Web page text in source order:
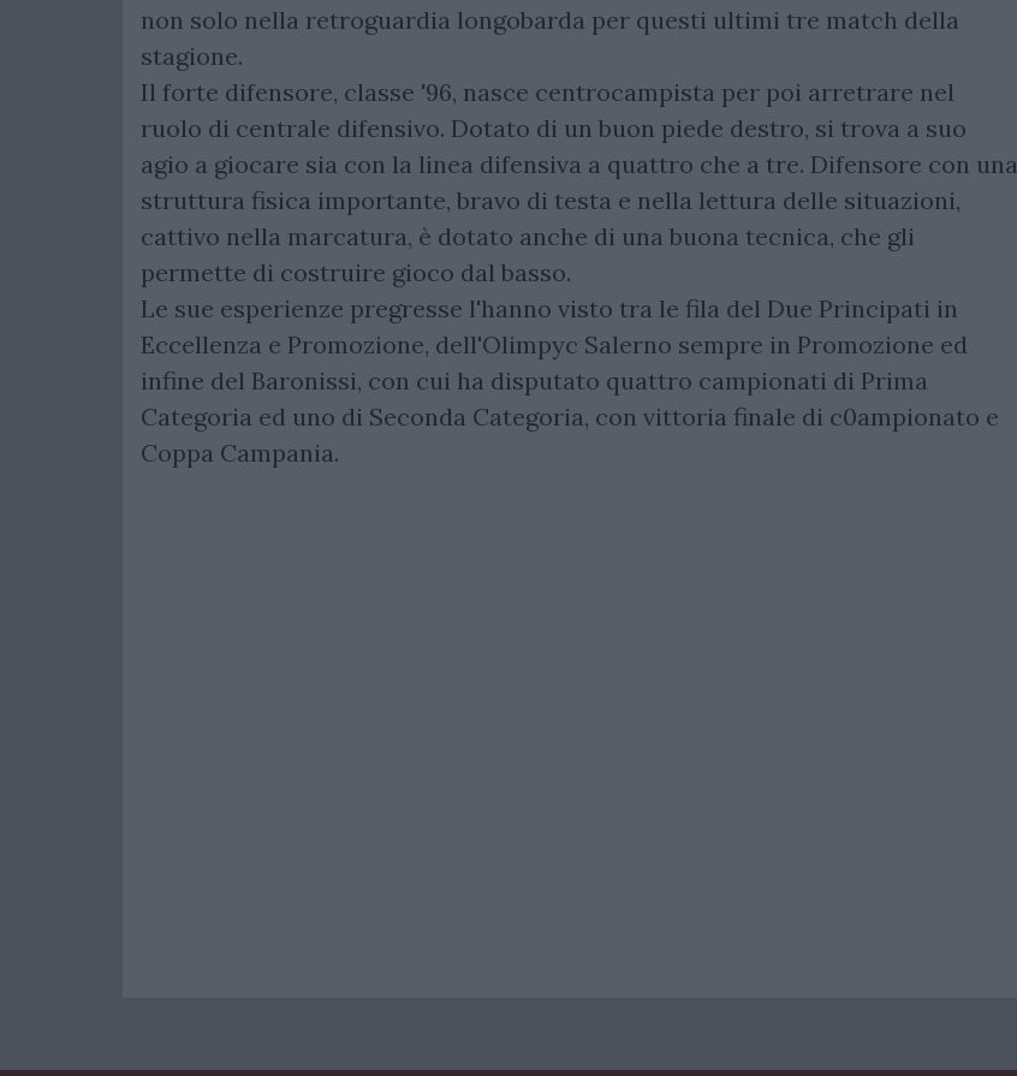
non solo nella retroguardia longobarda per questi ultimi tre match della
stagione.
Il forte difensore, classe '96, nasce centrocampista per poi arretrare nel
ruolo di centrale difensivo. Dotato di un buon piede destro, si trova a suo
agio a giocare sia con la linea difensiva a quattro che a tre. Difensore con una
struttura fisica importante, bravo di testa e nella lettura delle situazioni,
cattivo nella marcatura, è dotato anche di una buona tecnica, che gli
permette di costruire gioco dal basso.
Le sue esperienze pregresse l'hanno visto tra le fila del Due Principati in
Eccellenza e Promozione, dell'Olimpyc Salerno sempre in Promozione ed
infine del Baronissi, con cui ha disputato quattro campionati di Prima
Categoria ed uno di Seconda Categoria, con vittoria finale di c0ampionato e
Coppa Campania.